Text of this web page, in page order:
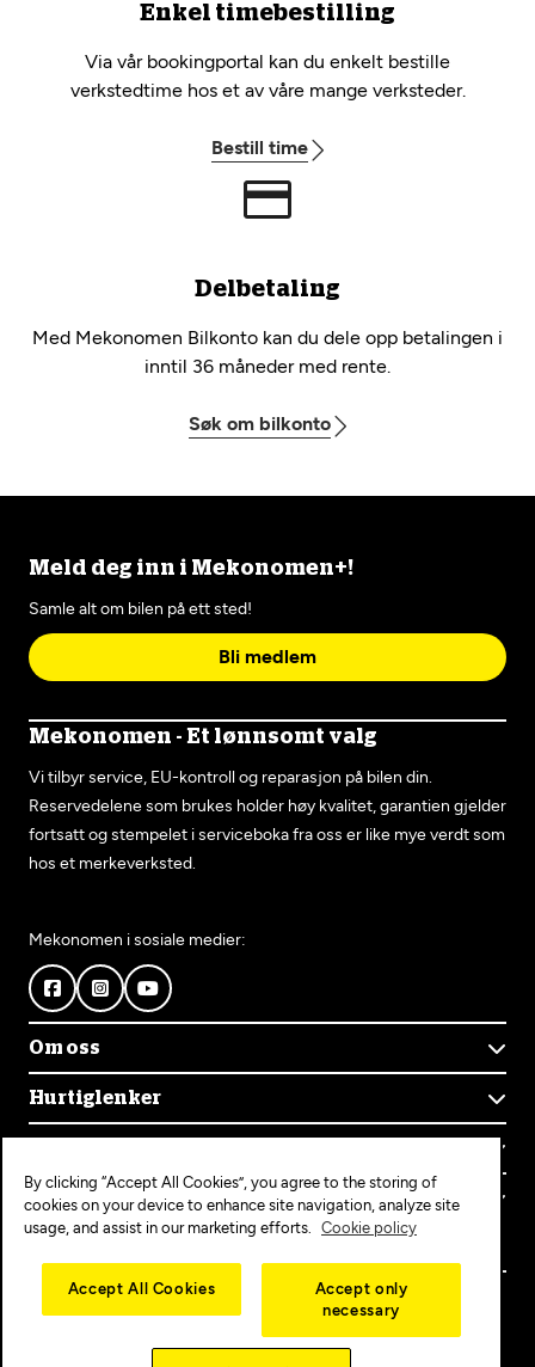
Enkel timebestilling
Via vår bookingportal kan du enkelt bestille
verkstedtime hos et av våre mange verksteder.
Bestill time
Delbetaling
Med Mekonomen Bilkonto kan du dele opp betalingen i
inntil 36 måneder med rente.
Søk om bilkonto
Meld deg inn i Mekonomen+!
Samle alt om bilen på ett sted!
Bli medlem
Mekonomen - Et lønnsomt valg
Vi tilbyr service, EU-kontroll og reparasjon på bilen din.
Reservedelene som brukes holder høy kvalitet, garantien gjelder
fortsatt og stempelet i serviceboka fra oss er like mye verdt som
hos et merkeverksted.
Mekonomen i sosiale medier:
Om oss
Om Mekonomen
Mekonomens historie
Jobb i Mekonomen
Bærekraft
Bli Mekonomen-verksted
Hurtiglenker
Finn verksted
Bestill time
Opprett konto
Kundeservice
Ofte stilte spørsmål
Mekonomen+
Personvern
Populære tjenester
Bilservice
EU-kontroll
Diagnose/Feilsøking
Dekkskift
Copyright © 2025 MEKO Norway AS
Personvernerklæring
Cookieerklæring
By clicking “Accept All Cookies”, you agree to the storing of
cookies on your device to enhance site navigation, analyze site
usage, and assist in our marketing efforts.
Cookie policy
Accept All Cookies
Accept only
necessary